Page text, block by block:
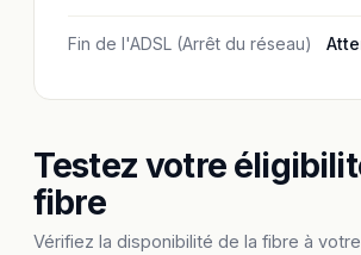
Fin de l'ADSL (Arrêt du réseau)
Testez votre
fibre
Vérifiez la disponibilité de la fibre à